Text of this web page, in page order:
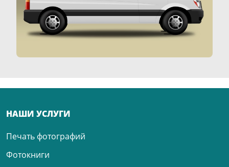
НАШИ УСЛУГИ
Печать фотографий
Фотокниги